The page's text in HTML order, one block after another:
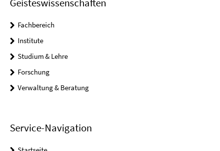
Geisteswissenschaften
Fachbereich
Institute
Studium & Lehre
Forschung
Verwaltung & Beratung
Service-Navigation